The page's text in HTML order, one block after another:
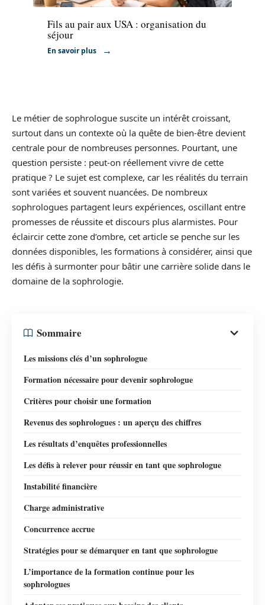
Fils au pair aux USA : organisation du
séjour
En savoir plus
Le métier de sophrologue suscite un intérêt croissant,
surtout dans un contexte où la quête de bien-être devient
centrale pour de nombreuses personnes. Pourtant, une
question persiste : peut-on réellement vivre de cette
pratique ? Le sujet est complexe, car les réalités du terrain
sont variées et souvent nuancées. De nombreux
sophrologues partagent leurs expériences, oscillant entre
promesses de réussite et discours plus alarmistes. Pour
éclaircir cette zone d’ombre, cet article se penche sur les
données disponibles, les formations à considérer, ainsi que
les défis à surmonter pour bâtir une carrière solide dans le
domaine de la sophrologie.
Sommaire
Les missions clés d’un sophrologue
Formation nécessaire pour devenir sophrologue
Critères pour choisir une formation
Revenus des sophrologues : un aperçu des chiffres
Les résultats d’enquêtes professionnelles
Les défis à relever pour réussir en tant que sophrologue
Instabilité financière
Charge administrative
Concurrence accrue
Stratégies pour se démarquer en tant que sophrologue
L’importance de la formation continue pour les
sophrologues